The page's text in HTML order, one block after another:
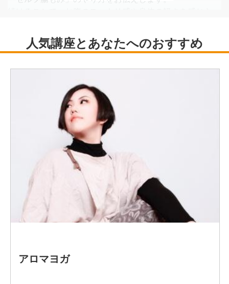
セルフ腸もみのほか、腸活エクササイズや呼吸法、日常生
活における立ち方や座り方、腸がよろこぶ食事のポイント
心してご参加いただけます。
これまで1万人以上の施術経験をもつ講師が、質問にもお
答えしながら丁寧に進めます。
お腹から全身を整え、季節に負けない身体づくりをはじめ